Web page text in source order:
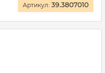
Артикул: 39.3807010